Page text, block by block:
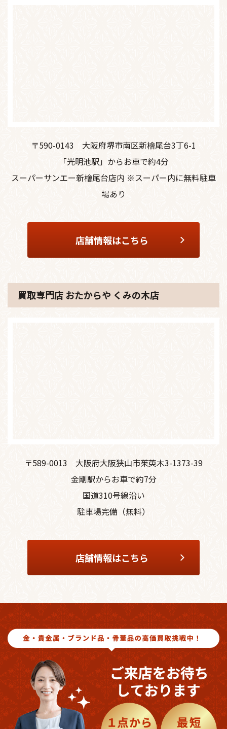
〒590-0143 大阪府堺市南区新檜尾台3丁6-1
「光明池駅」からお車で約4分
スーパーサンエー新檜尾台店内 ※スーパー内に無料駐車
場あり
店舗情報はこちら
買取専門店 おたからや くみの木店
〒589-0013 大阪府大阪狭山市茱萸木3-1373-39
金剛駅からお車で約7分
国道310号線沿い
駐車場完備（無料）
店舗情報はこちら